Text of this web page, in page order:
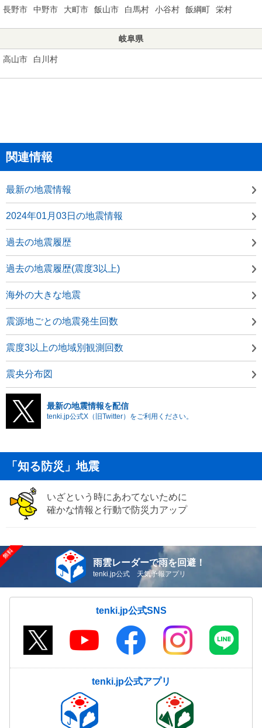
長野市 中野市 大町市 飯山市 白馬村 小谷村 飯綱町 栄村
岐阜県
高山市 白川村
関連情報
最新の地震情報
2024年01月03日の地震情報
過去の地震履歴
過去の地震履歴(震度3以上)
海外の大きな地震
震源地ごとの地震発生回数
震度3以上の地域別観測回数
震央分布図
最新の地震情報を配信
tenki.jp公式X（旧Twitter）をご利用ください。
「知る防災」地震
いざという時にあわてないために
確かな情報と行動で防災力アップ
雨雲レーダーで雨を回避！
tenki.jp公式 天気予報アプリ
tenki.jp公式SNS
tenki.jp公式アプリ